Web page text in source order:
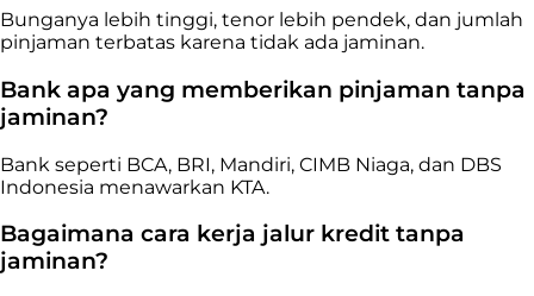
Bunganya lebih tinggi, tenor lebih pendek, dan jumlah
pinjaman terbatas karena tidak ada jaminan.
Bank apa yang memberikan pinjaman tanpa
jaminan?
Bank seperti BCA, BRI, Mandiri, CIMB Niaga, dan DBS
Indonesia menawarkan KTA.
Bagaimana cara kerja jalur kredit tanpa
jaminan?